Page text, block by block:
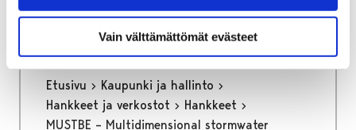
Vain välttämättömät evästeet
Etusivu
Kaupunki ja hallinto
Hankkeet ja verkostot
Hankkeet
MUSTBE – Multidimensional stormwater